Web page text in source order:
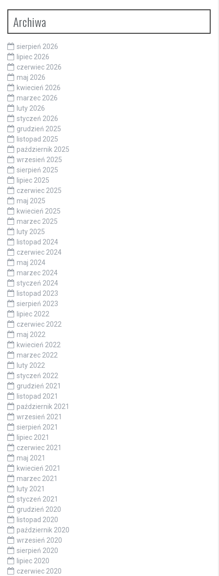
Archiwa
sierpień 2026
lipiec 2026
czerwiec 2026
maj 2026
kwiecień 2026
marzec 2026
luty 2026
styczeń 2026
grudzień 2025
listopad 2025
październik 2025
wrzesień 2025
sierpień 2025
lipiec 2025
czerwiec 2025
maj 2025
kwiecień 2025
marzec 2025
luty 2025
listopad 2024
czerwiec 2024
maj 2024
marzec 2024
styczeń 2024
listopad 2023
sierpień 2023
lipiec 2022
czerwiec 2022
maj 2022
kwiecień 2022
marzec 2022
luty 2022
styczeń 2022
grudzień 2021
listopad 2021
październik 2021
wrzesień 2021
sierpień 2021
lipiec 2021
czerwiec 2021
maj 2021
kwiecień 2021
marzec 2021
luty 2021
styczeń 2021
grudzień 2020
listopad 2020
październik 2020
wrzesień 2020
sierpień 2020
lipiec 2020
czerwiec 2020